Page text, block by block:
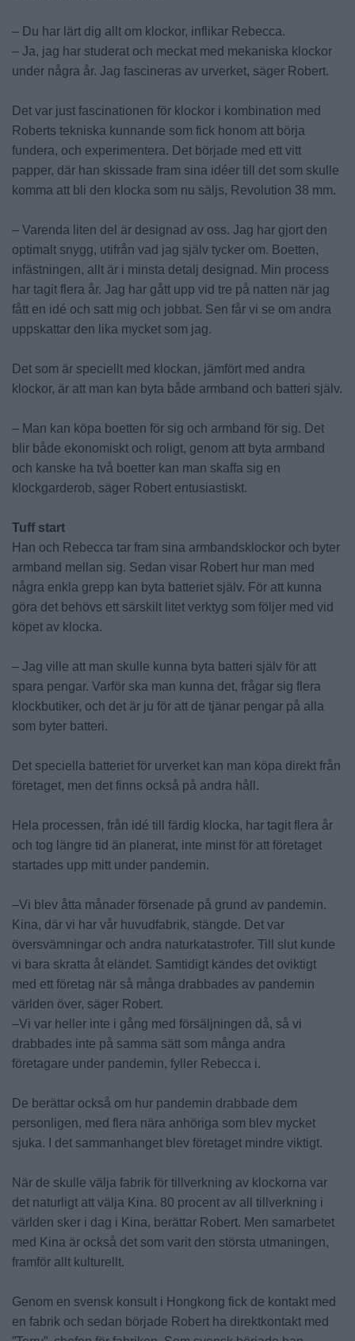
– Du har lärt dig allt om klockor, inflikar Rebecca.
– Ja, jag har studerat och meckat med mekaniska klockor
under några år. Jag fascineras av urverket, säger Robert.
Det var just fascinationen för klockor i kombination med
Roberts tekniska kunnande som fick honom att börja
fundera, och experimentera. Det började med ett vitt
papper, där han skissade fram sina idéer till det som skulle
komma att bli den klocka som nu säljs, Revolution 38 mm.
– Varenda liten del är designad av oss. Jag har gjort den
optimalt snygg, utifrån vad jag själv tycker om. Boetten,
infästningen, allt är i minsta detalj designad. Min process
har tagit flera år. Jag har gått upp vid tre på natten när jag
fått en idé och satt mig och jobbat. Sen får vi se om andra
uppskattar den lika mycket som jag.
Det som är speciellt med klockan, jämfört med andra
klockor, är att man kan byta både armband och batteri själv.
– Man kan köpa boetten för sig och armband för sig. Det
blir både ekonomiskt och roligt, genom att byta armband
och kanske ha två boetter kan man skaffa sig en
klockgarderob, säger Robert entusiastiskt.
Tuff start
Han och Rebecca tar fram sina armbandsklockor och byter
armband mellan sig. Sedan visar Robert hur man med
några enkla grepp kan byta batteriet själv. För att kunna
göra det behövs ett särskilt litet verktyg som följer med vid
köpet av klocka.
– Jag ville att man skulle kunna byta batteri själv för att
spara pengar. Varför ska man kunna det, frågar sig flera
klockbutiker, och det är ju för att de tjänar pengar på alla
som byter batteri.
Det speciella batteriet för urverket kan man köpa direkt från
företaget, men det finns också på andra håll.
Hela processen, från idé till färdig klocka, har tagit flera år
och tog längre tid än planerat, inte minst för att företaget
startades upp mitt under pandemin.
–Vi blev åtta månader försenade på grund av pandemin.
Kina, där vi har vår huvudfabrik, stängde. Det var
översvämningar och andra naturkatastrofer. Till slut kunde
vi bara skratta åt eländet. Samtidigt kändes det oviktigt
med ett företag när så många drabbades av pandemin
världen över, säger Robert.
–Vi var heller inte i gång med försäljningen då, så vi
drabbades inte på samma sätt som många andra
företagare under pandemin, fyller Rebecca i.
De berättar också om hur pandemin drabbade dem
personligen, med flera nära anhöriga som blev mycket
sjuka. I det sammanhanget blev företaget mindre viktigt.
När de skulle välja fabrik för tillverkning av klockorna var
det naturligt att välja Kina. 80 procent av all tillverkning i
världen sker i dag i Kina, berättar Robert. Men samarbetet
med Kina är också det som varit den största utmaningen,
framför allt kulturellt.
Genom en svensk konsult i Hongkong fick de kontakt med
en fabrik och sedan började Robert ha direktkontakt med